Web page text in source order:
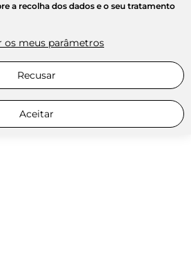
a recolha dos dados e o seu tratamento
os meus parâmetros
Recusar
Aceitar